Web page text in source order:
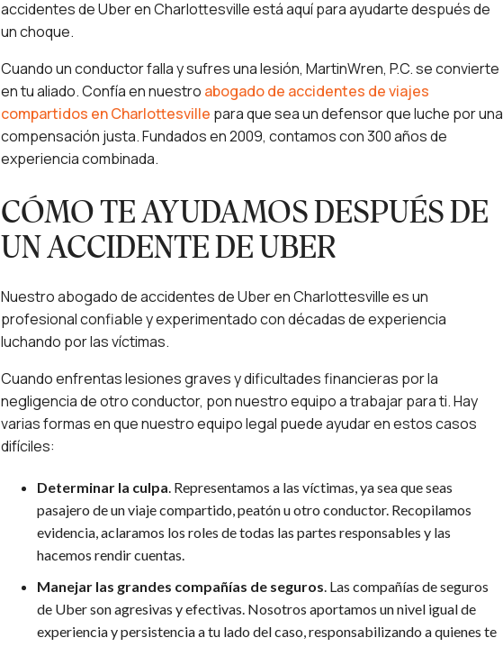
accidentes de Uber en Charlottesville está aquí para ayudarte después de
un choque.
Cuando un conductor falla y sufres una lesión, MartinWren, P.C. se convierte
en tu aliado. Confía en nuestro abogado de accidentes de viajes
compartidos en Charlottesville para que sea un defensor que luche por una
compensación justa. Fundados en 2009, contamos con 300 años de
experiencia combinada.
CÓMO TE AYUDAMOS DESPUÉS DE
UN ACCIDENTE DE UBER
Nuestro abogado de accidentes de Uber en Charlottesville es un
profesional confiable y experimentado con décadas de experiencia
luchando por las víctimas.
Cuando enfrentas lesiones graves y dificultades financieras por la
negligencia de otro conductor, pon nuestro equipo a trabajar para ti. Hay
varias formas en que nuestro equipo legal puede ayudar en estos casos
difíciles:
Determinar la culpa. Representamos a las víctimas, ya sea que seas
pasajero de un viaje compartido, peatón u otro conductor. Recopilamos
evidencia, aclaramos los roles de todas las partes responsables y las
hacemos rendir cuentas.
Manejar las grandes compañías de seguros. Las compañías de seguros
de Uber son agresivas y efectivas. Nosotros aportamos un nivel igual de
experiencia y persistencia a tu lado del caso, responsabilizando a quienes te